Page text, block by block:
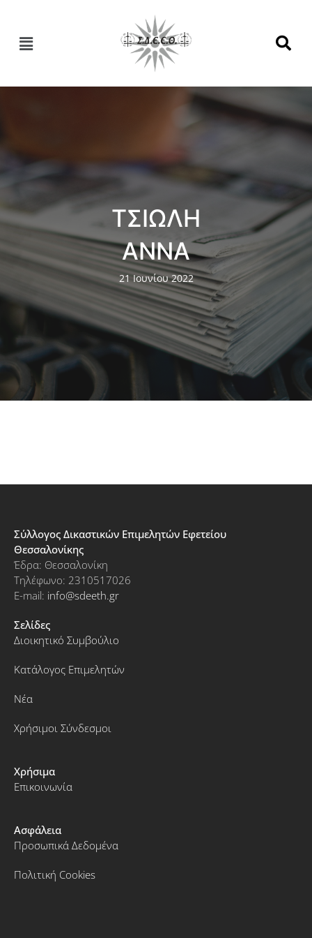
ΤΣΙΩΛΗ
ΑΝΝΑ
21 Ιουνίου 2022
Σύλλογος Δικαστικών Επιμελητών Εφετείου
Θεσσαλονίκης
Έδρα: Θεσσαλονίκη
Τηλέφωνο: 2310517026
E-mail: info@sdeeth.gr
Σελίδες
Διοικητικό Συμβούλιο
Κατάλογος Επιμελητών
Νέα
Χρήσιμοι Σύνδεσμοι
Χρήσιμα
Επικοινωνία
Ασφάλεια
Προσωπικά Δεδομένα
Πολιτική Cookies